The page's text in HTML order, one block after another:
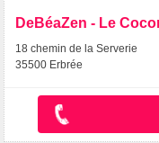
DeBéaZen - Le
18 chemin de la Serverie
35500 Erbrée